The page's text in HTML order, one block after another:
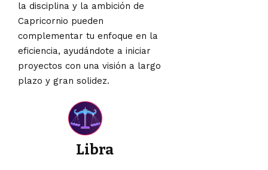
la disciplina y la ambición de
Capricornio pueden
complementar tu enfoque en la
eficiencia, ayudándote a iniciar
proyectos con una visión a largo
plazo y gran solidez.
Libra